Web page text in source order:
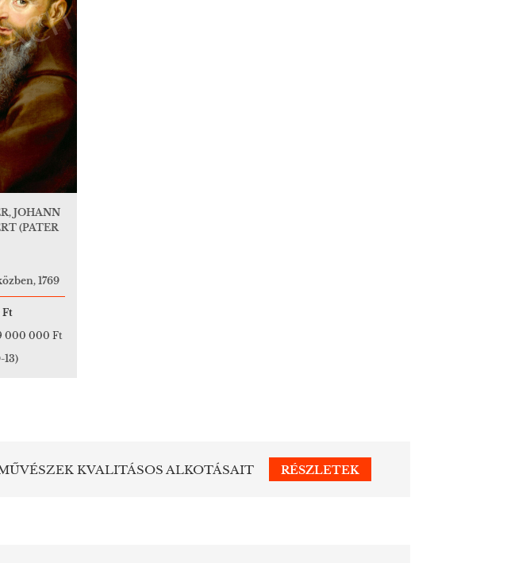
JOHANN
(PATER
1769
Ft
000 000 Ft
13)
KVALITÁSOS ALKOTÁSAIT RÉSZLETEK